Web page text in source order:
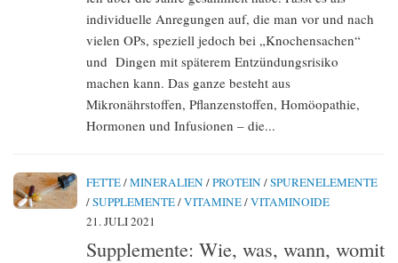
individuelle Anregungen auf, die man vor und nach
vielen OPs, speziell jedoch bei „Knochensachen“
und Dingen mit späterem Entzündungsrisiko
machen kann. Das ganze besteht aus
Mikronährstoffen, Pflanzenstoffen, Homöopathie,
Hormonen und Infusionen – die...
FETTE/MINERALIEN /PROTEIN /SPURENELEMENTE
/SUPPLEMENTE/VITAMINE/VITAMINOIDE
21. JULI 2021
Supplemente: Wie, was, wann, womit